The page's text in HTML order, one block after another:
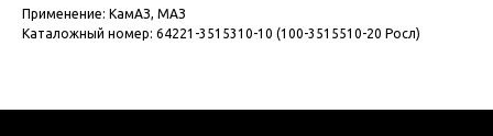
Применение: КамАЗ, МАЗ
Каталожный номер: 64221-3515310-10 (100-3515510-20 Росл)